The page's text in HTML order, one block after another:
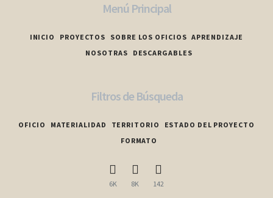
Menú Principal
INICIO PROYECTOS SOBRE LOS OFICIOS APRENDIZAJE
NOSOTRAS
DESCARGABLES
Filtros de Búsqueda
OFICIO MATERIALIDAD TERRITORIO
ESTADO DEL PROYECTO
FORMATO
6K 8K 142